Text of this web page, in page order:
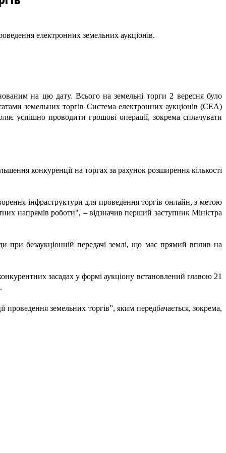
електронних земельних аукціонів.
на цю дату. Всього на земельні торги 2 вересня було
земельних торгів Система електронних аукціонів (СЕА)
успішно проводити грошові операції, зокрема сплачувати
конкуренції на торгах за рахунок розширення кількості
інфраструктури для проведення торгів онлайн, з метою
напрямів роботи", – відзначив перший заступник Міністра
при безаукціонній передачі землі, що має прямий вплив на
засадах у формі аукціону встановлений главою 21
земельних торгів”, яким передбачається, зокрема,